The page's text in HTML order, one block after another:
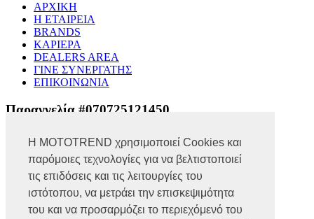
Η MOTOTREND χρησιμοποιεί Cookies και
παρόμοιες τεχνολογίες για να βελτιστοποιεί
τις επιδόσεις και τις λειτουργίες του
ιστότοπου, να μετράει την επισκεψιμότητα
του και να προσαρμόζει το περιεχόμενό του
ΑΡΧΙΚΗ
Η ΕΤΑΙΡΕΙΑ
BRANDS
ΚΑΡΙΕΡΑ
DEALERS AREA
ΓΙΝΕ ΣΥΝΕΡΓΑΤΗΣ
ΕΠΙΚΟΙΝΩΝΙΑ
Παραγγελία #070725121450
Βρυούλων 56, Ν. Φιλαδέλφεια,
14341, Αθήνα
Αρ. Γ.Ε.ΜΗ 002466101000
2102585991
Φαξ.:2102585993
Ε-mail:info@mototrend.gr